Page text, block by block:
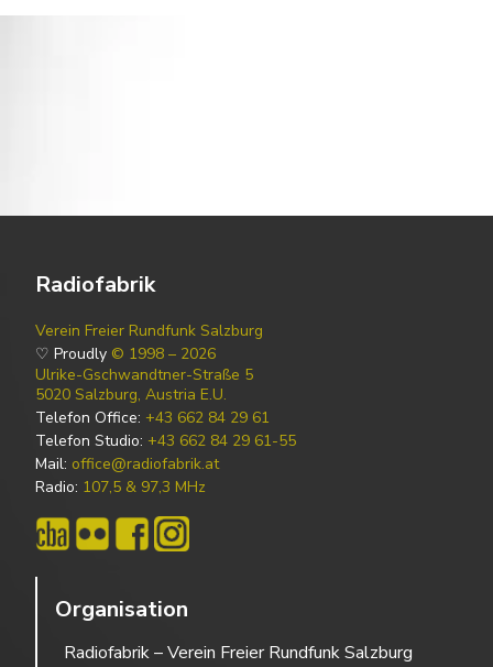
Radiofabrik
Verein Freier Rundfunk Salzburg
♡ Proudly © 1998 – 2026
Ulrike-Gschwandtner-Straße 5
5020 Salzburg, Austria E.U.
Telefon Office: +43 662 84 29 61
Telefon Studio: +43 662 84 29 61-55
Mail: office@radiofabrik.at
Radio: 107,5 & 97,3 MHz
Organisation
Radiofabrik – Verein Freier Rundfunk Salzburg